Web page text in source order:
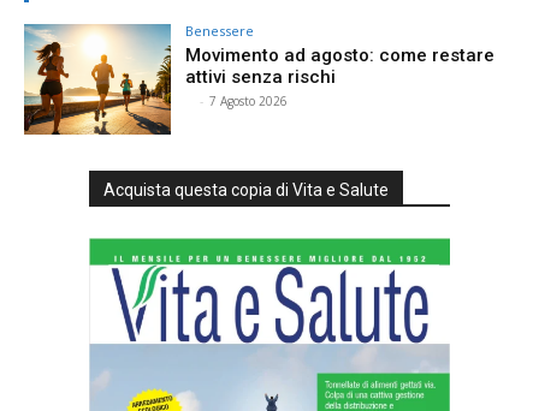
Benessere
Movimento ad agosto: come restare
attivi senza rischi
- 7 Agosto 2026
Acquista questa copia di Vita e Salute